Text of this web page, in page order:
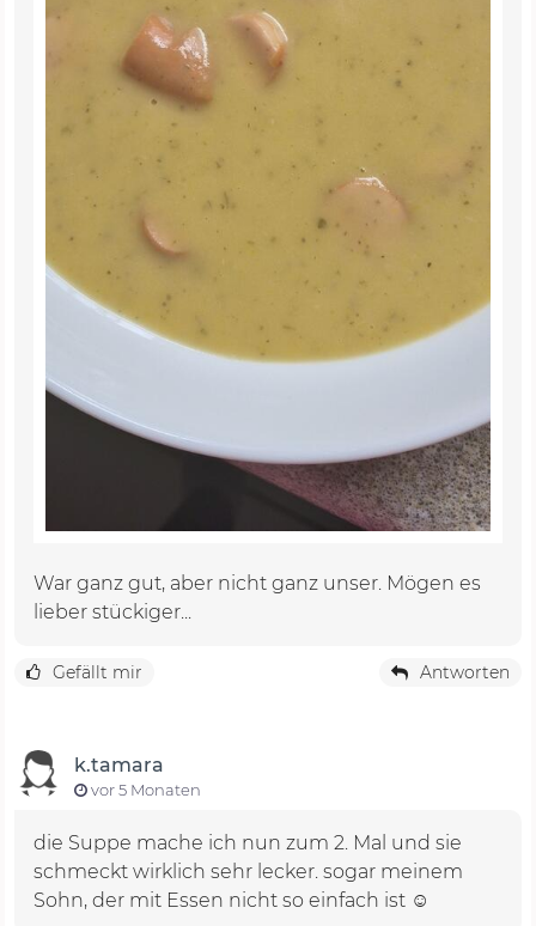
War ganz gut, aber nicht ganz unser. Mögen es
lieber stückiger...
Gefällt mir Antworten
k.tamara
vor 5 Monaten
die Suppe mache ich nun zum 2. Mal und sie
schmeckt wirklich sehr lecker. sogar meinem
Sohn, der mit Essen nicht so einfach ist ☺️